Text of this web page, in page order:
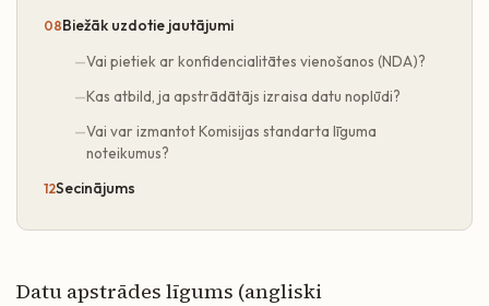
Biežāk uzdotie jautājumi
Vai pietiek ar konfidencialitātes vienošanos (NDA)?
Kas atbild, ja apstrādātājs izraisa datu noplūdi?
Vai var izmantot Komisijas standarta līguma
noteikumus?
Secinājums
Datu apstrādes līgums (angliski